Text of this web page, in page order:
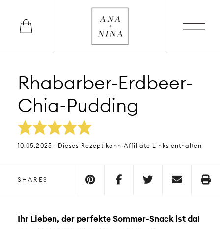
Rhabarber-Erdbeer-
Chia-Pudding
10.05.2025 · Dieses Rezept kann Affiliate Links enthalten
SHARES
Ihr Lieben, der perfekte Sommer-Snack ist da!